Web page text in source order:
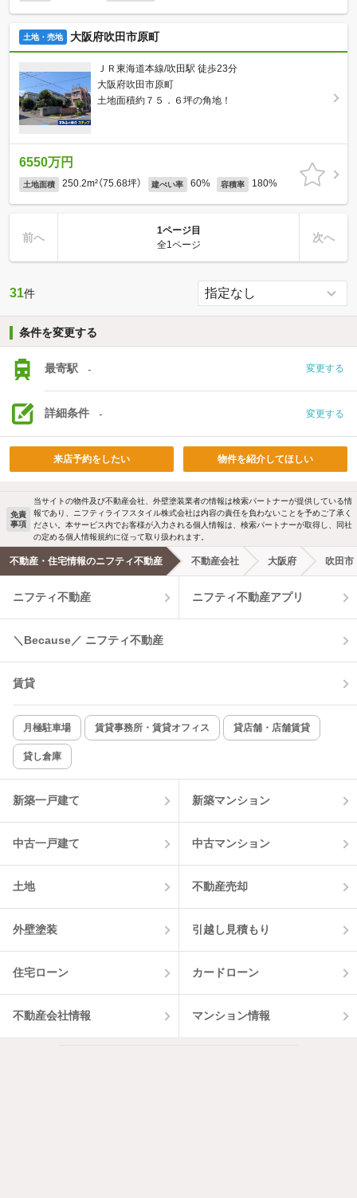
土地・売地 大阪府吹田市原町
ＪＲ東海道本線/吹田駅 徒歩23分
大阪府吹田市原町
土地面積約７５．６坪の角地！
6550万円
土地面積 250.2m²（75.68坪） 建ぺい率 60% 容積率 180%
前へ
1ページ目
全1ページ
次へ
31件
条件を変更する
最寄駅 - 変更する
詳細条件 - 変更する
来店予約をしたい 物件を紹介してほしい
免責
事項
当サイトの物件及び不動産会社、外壁塗装業者の情報は検索パートナーが提供している情
報であり、ニフティライフスタイル株式会社は内容の責任を負わないことを予めご了承く
ださい。本サービス内でお客様が入力される個人情報は、検索パートナーが取得し、同社
の定める個人情報規約に従って取り扱われます。
不動産・住宅情報のニフティ不動産 不動産会社 大阪府 吹田市
ニフティ不動産 ニフティ不動産アプリ
＼Because／ ニフティ不動産
賃貸
月極駐車場 賃貸事務所・賃貸オフィス 貸店舗・店舗賃貸
貸し倉庫
新築一戸建て 新築マンション
中古一戸建て 中古マンション
土地 不動産売却
外壁塗装 引越し見積もり
住宅ローン カードローン
不動産会社情報 マンション情報